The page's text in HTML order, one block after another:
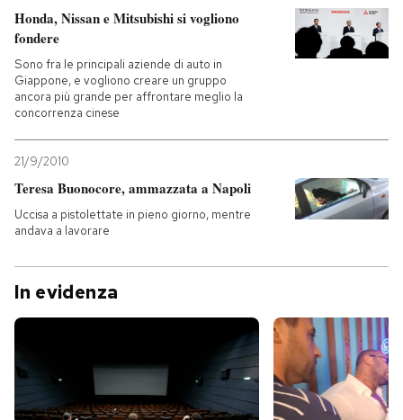
Honda, Nissan e Mitsubishi si vogliono
fondere
Sono fra le principali aziende di auto in
Giappone, e vogliono creare un gruppo
ancora più grande per affrontare meglio la
concorrenza cinese
21/9/2010
Teresa Buonocore, ammazzata a Napoli
Uccisa a pistolettate in pieno giorno, mentre
andava a lavorare
In evidenza